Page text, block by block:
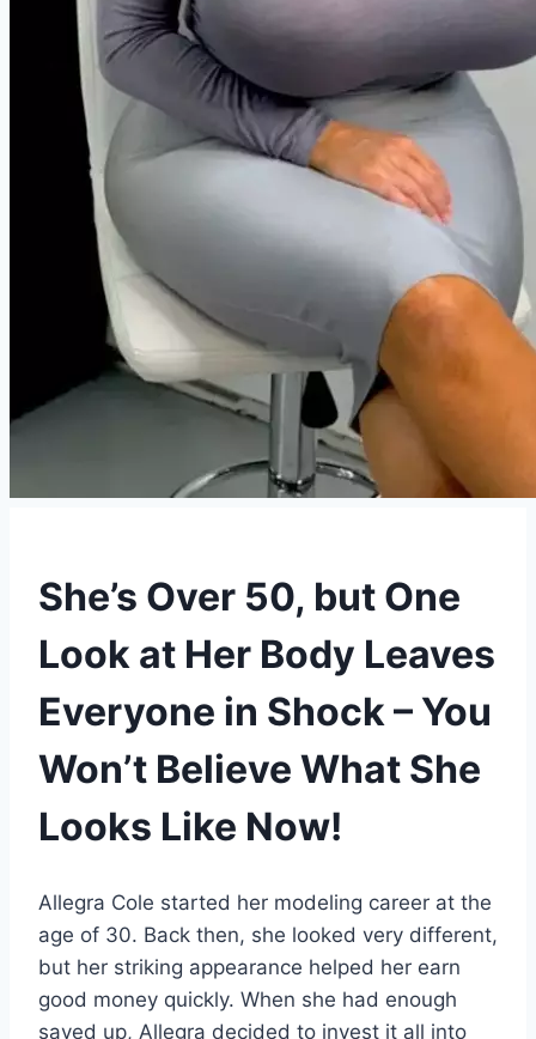
She’s Over 50, but One
Look at Her Body Leaves
Everyone in Shock – You
Won’t Believe What She
Looks Like Now!
Allegra Cole started her modeling career at the
age of 30. Back then, she looked very different,
but her striking appearance helped her earn
good money quickly. When she had enough
saved up, Allegra decided to invest it all into